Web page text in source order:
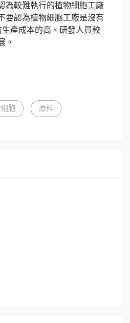
為較難執行的植物細胞工廠
要認為植物細胞工廠是沒有
生產成本的高、研發人員較
。
胞 原料